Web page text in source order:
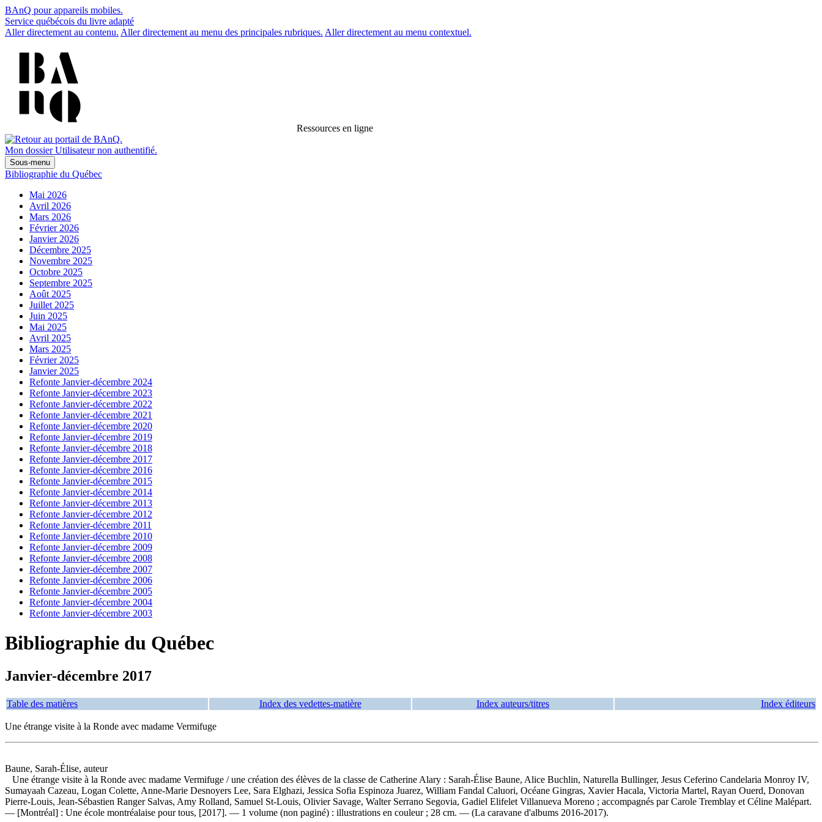
BAnQ pour appareils mobiles.
Service québécois du livre adapté
Aller directement au contenu. Aller directement au menu des principales rubriques. Aller directement au menu contextuel.
Ressources en ligne
Mon dossier Utilisateur non authentifié.
Sous-menu
Bibliographie du Québec
Mai 2026
Avril 2026
Mars 2026
Février 2026
Janvier 2026
Décembre 2025
Novembre 2025
Octobre 2025
Septembre 2025
Août 2025
Juillet 2025
Juin 2025
Mai 2025
Avril 2025
Mars 2025
Février 2025
Janvier 2025
Refonte Janvier-décembre 2024
Refonte Janvier-décembre 2023
Refonte Janvier-décembre 2022
Refonte Janvier-décembre 2021
Refonte Janvier-décembre 2020
Refonte Janvier-décembre 2019
Refonte Janvier-décembre 2018
Refonte Janvier-décembre 2017
Refonte Janvier-décembre 2016
Refonte Janvier-décembre 2015
Refonte Janvier-décembre 2014
Refonte Janvier-décembre 2013
Refonte Janvier-décembre 2012
Refonte Janvier-décembre 2011
Refonte Janvier-décembre 2010
Refonte Janvier-décembre 2009
Refonte Janvier-décembre 2008
Refonte Janvier-décembre 2007
Refonte Janvier-décembre 2006
Refonte Janvier-décembre 2005
Refonte Janvier-décembre 2004
Refonte Janvier-décembre 2003
Bibliographie du Québec
Janvier-décembre 2017
Table des matières Index des vedettes-matière Index auteurs/titres Index éditeurs
Une étrange visite à la Ronde avec madame Vermifuge
Baune, Sarah-Élise, auteur
Une étrange visite à la Ronde avec madame Vermifuge / une création des élèves de la classe de Catherine Alary : Sarah-Élise Baune, Alice Buchlin, Naturella Bullinger, Jesus Ceferino Candelaria Monroy IV,
Sumayaah Cazeau, Logan Colette, Anne-Marie Desnoyers Lee, Sara Elghazi, Jessica Sofia Espinoza Juarez, William Fandal Caluori, Océane Gingras, Xavier Hacala, Victoria Martel, Rayan Ouerd, Donovan
Pierre-Louis, Jean-Sébastien Ranger Salvas, Amy Rolland, Samuel St-Louis, Olivier Savage, Walter Serrano Segovia, Gadiel Elifelet Villanueva Moreno ; accompagnés par Carole Tremblay et Céline Malépart.
— [Montréal] : Une école montréalaise pour tous, [2017]. — 1 volume (non paginé) : illustrations en couleur ; 28 cm. — (La caravane d'albums 2016-2017).